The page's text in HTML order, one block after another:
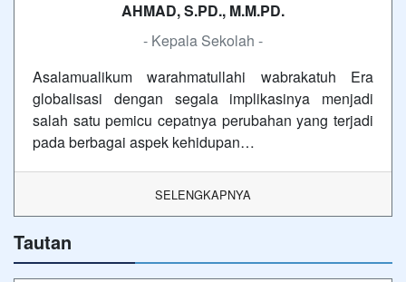
AHMAD, S.PD., M.M.PD.
- Kepala Sekolah -
Asalamualikum warahmatullahi wabrakatuh Era
globalisasi dengan segala implikasinya menjadi
salah satu pemicu cepatnya perubahan yang terjadi
pada berbagai aspek kehidupan…
SELENGKAPNYA
Tautan